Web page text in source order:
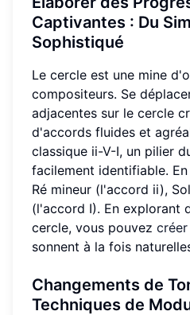
Captivantes : Du
Sophistiqué
Le cercle est une mine
compositeurs. Se
adjacentes sur le cercle
d'accords fluides et
classique ii-V-I, un pilier
facilement identifiable.
Ré mineur (l'accord ii),
(l'accord I). En explorant
cercle, vous pouvez
sonnent à la fois
Changements de
Techniques de